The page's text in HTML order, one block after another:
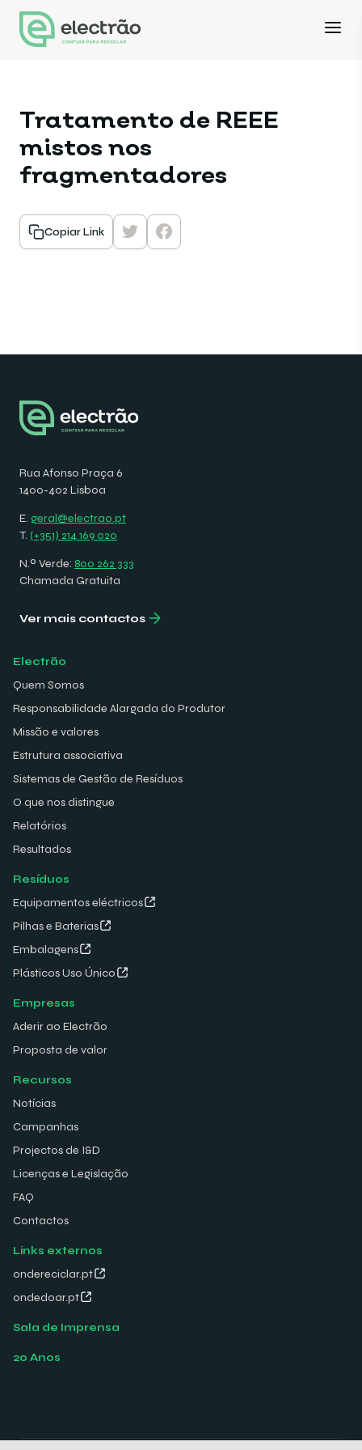
Tratamento de REEE
mistos nos
fragmentadores
Copiar Link
Rua Afonso Praça 6
1400-402 Lisboa
E. geral@electrao.pt
T. (+351) 214 169 020
N.º Verde: 800 262 333
Chamada Gratuita
Ver mais contactos
Electrão
Quem Somos
Responsabilidade Alargada do Produtor
Missão e valores
Estrutura associativa
Sistemas de Gestão de Resíduos
O que nos distingue
Relatórios
Resultados
Resíduos
Equipamentos eléctricos
Pilhas e Baterias
Embalagens
Plásticos Uso Único
Empresas
Aderir ao Electrão
Proposta de valor
Recursos
Notícias
Campanhas
Projectos de I&D
Licenças e Legislação
FAQ
Contactos
Links externos
ondereciclar.pt
ondedoar.pt
Sala de Imprensa
20 Anos